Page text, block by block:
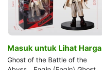
Masuk untuk Lihat Harga
Ghost of the Battle of the